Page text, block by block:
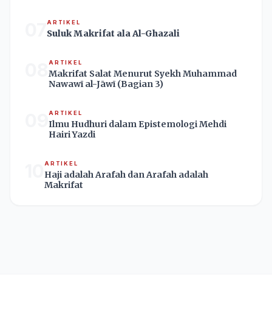
ARTIKEL
Suluk Makrifat ala Al-Ghazali
ARTIKEL
Makrifat Salat Menurut Syekh Muhammad
Nawawī al-Jāwī (Bagian 3)
ARTIKEL
Ilmu Hudhuri dalam Epistemologi Mehdi
Hairi Yazdi
ARTIKEL
Haji adalah Arafah dan Arafah adalah
Makrifat